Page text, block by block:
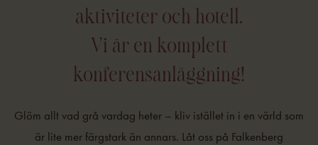
aktiviteter och hotell.
Vi är en komplett
konferensanläggning!
Glöm allt vad grå vardag heter – kliv istället in i en värld som
är lite mer färgstark än annars. Låt oss på Falkenberg